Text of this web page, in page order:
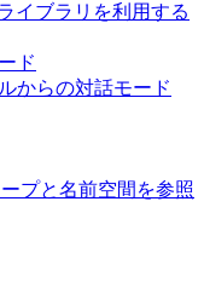
イブラリを利用する
ド
からの対話モード
プと名前空間を参照